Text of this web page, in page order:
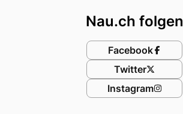
Nau.ch folgen
Facebook
Twitter
Instagram